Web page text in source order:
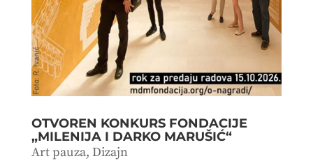
OTVOREN KONKURS FONDACIJE
„MILENIJA I DARKO MARUŠIĆ“
Art pauza, Dizajn